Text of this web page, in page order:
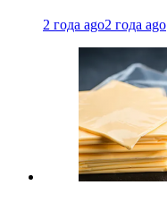
2 года ago2 года ago